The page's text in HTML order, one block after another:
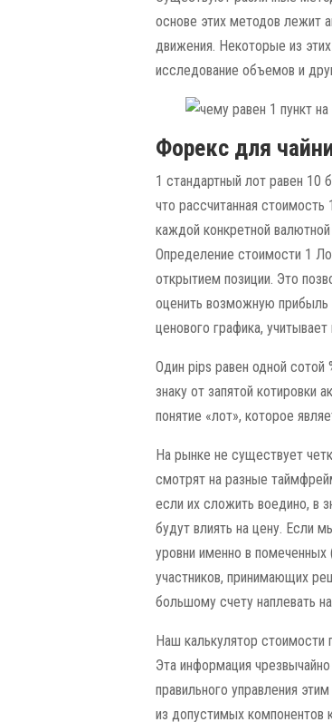
основе этих методов лежит
движения. Некоторые из
исследование объемов и
Форекс для
1 стандартный лот равен 10
что рассчитанная
каждой конкретной
Определение стоимости 1
открытием позиции. Это
оценить возможную прибыль
ценового графика,
Один pips равен одной
знаку от запятой котировки
понятие «лот», которое
На рынке не существует
смотрят на разные
если их сложить воедино, в
будут влиять на цену. Если
уровни именно в помеченных
участников, принимающих
большому счету наплевать
Наш калькулятор стоимости
Эта информация
правильного управления
из допустимых компонентов